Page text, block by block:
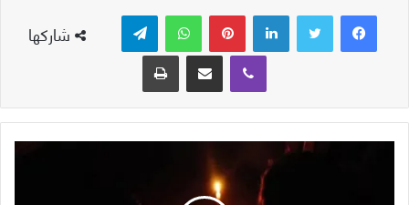
شاركها
لينكدإن بينتيريست واتساب
ڤايبر
مشاركة عبر البريد طباعة